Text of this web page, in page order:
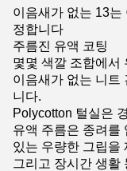
이음새가 없는 13는
정합니다
주름진 유액 코팅
몇몇 색깔 조합에서
이음새가 없는 니트
니다.
Polycotton 털실은
유액 주름은 종려를
있는 우량한 그립을
그리고 장시간 생활